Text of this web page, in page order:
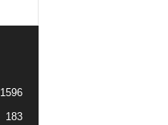
1596
183